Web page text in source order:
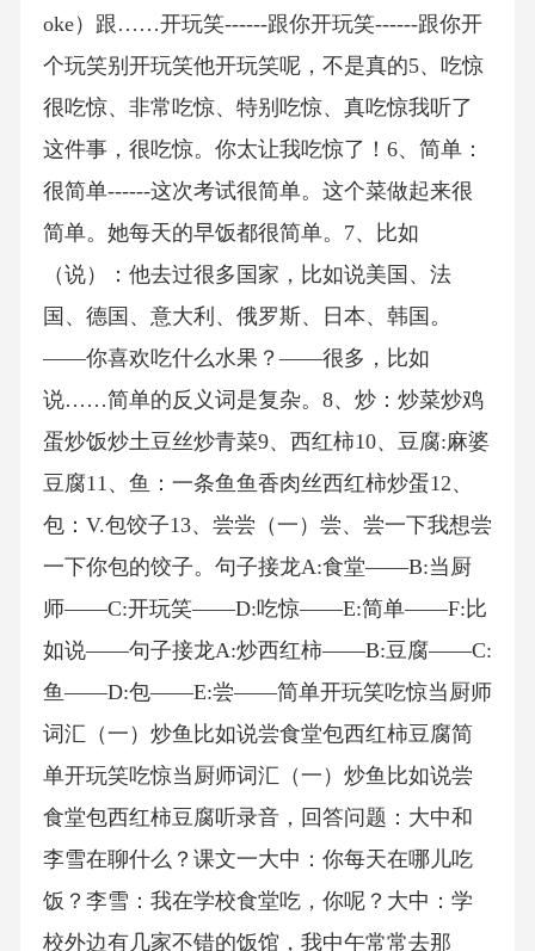
oke）跟……开玩笑------跟你开玩笑------跟你开
个玩笑别开玩笑他开玩笑呢，不是真的5、吃惊
很吃惊、非常吃惊、特别吃惊、真吃惊我听了
这件事，很吃惊。你太让我吃惊了！6、简单：
很简单------这次考试很简单。这个菜做起来很
简单。她每天的早饭都很简单。7、比如
（说）：他去过很多国家，比如说美国、法
国、德国、意大利、俄罗斯、日本、韩国。
——你喜欢吃什么水果？——很多，比如
说……简单的反义词是复杂。8、炒：炒菜炒鸡
蛋炒饭炒土豆丝炒青菜9、西红柿10、豆腐:麻婆
豆腐11、鱼：一条鱼鱼香肉丝西红柿炒蛋12、
包：V.包饺子13、尝尝（一）尝、尝一下我想尝
一下你包的饺子。句子接龙A:食堂——B:当厨
师——C:开玩笑——D:吃惊——E:简单——F:比
如说——句子接龙A:炒西红柿——B:豆腐——C:
鱼——D:包——E:尝——简单开玩笑吃惊当厨师
词汇（一）炒鱼比如说尝食堂包西红柿豆腐简
单开玩笑吃惊当厨师词汇（一）炒鱼比如说尝
食堂包西红柿豆腐听录音，回答问题：大中和
李雪在聊什么？课文一大中：你每天在哪儿吃
饭？李雪：我在学校食堂吃，你呢？大中：学
校外边有几家不错的饭馆，我中午常常去那